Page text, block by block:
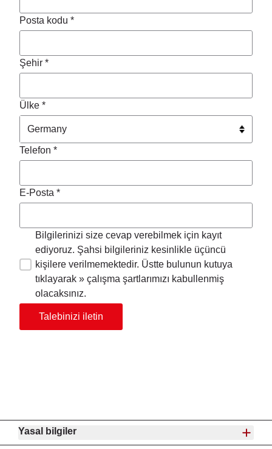
Posta kodu *
Şehir *
Ülke *
Telefon *
E-Posta *
Bilgilerinizi size cevap verebilmek için kayıt
ediyoruz. Şahsi bilgileriniz kesinlikle üçüncü
kişilere verilmemektedir. Üstte bulunun kutuya
tıklayarak » çalışma şartlarımızı kabullenmiş
olacaksınız.
Talebinizi iletin
Yasal bilgiler